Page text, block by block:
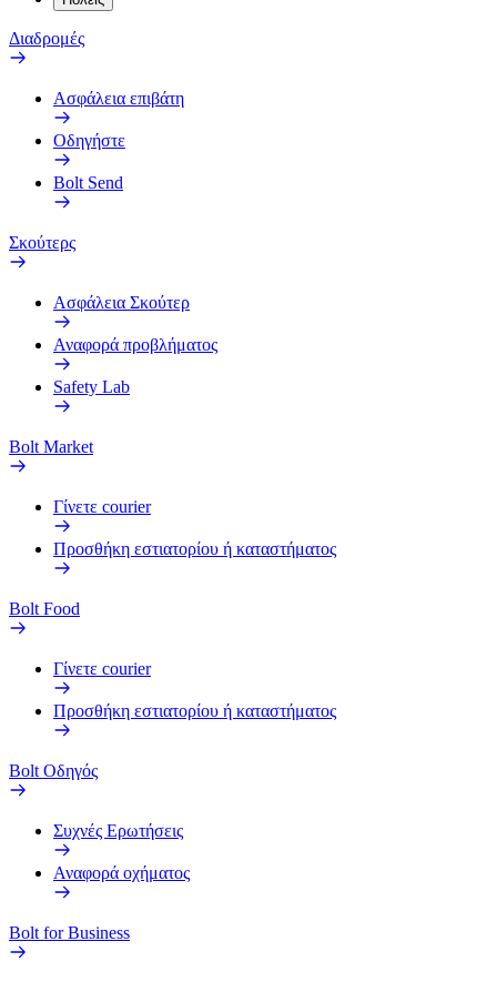
Διαδρομές
Ασφάλεια επιβάτη
Οδηγήστε
Bolt Send
Σκούτερς
Ασφάλεια Σκούτερ
Αναφορά προβλήματος
Safety Lab
Bolt Market
Γίνετε courier
Προσθήκη εστιατορίου ή καταστήματος
Bolt Food
Γίνετε courier
Προσθήκη εστιατορίου ή καταστήματος
Bolt Οδηγός
Συχνές Ερωτήσεις
Αναφορά οχήματος
Bolt for Business